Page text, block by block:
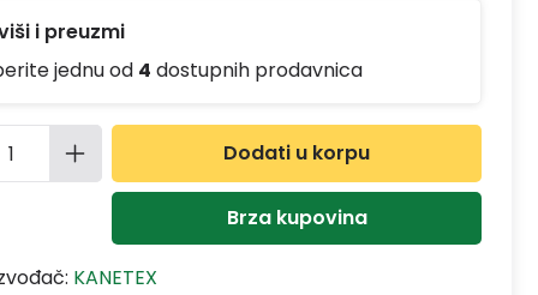
i preuzmi
jednu od 4 dostupnih prodavnica
proizvoda: Unesite željenu
Dodati u korpu
Brza kupovina
KANETEX